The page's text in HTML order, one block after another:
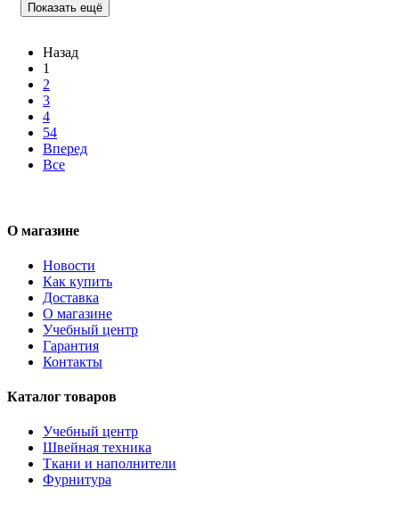
Показать ещё
Назад
1
2
3
4
54
Вперед
Все
О магазине
Новости
Как купить
Доставка
О магазине
Учебный центр
Гарантия
Контакты
Каталог товаров
Учебный центр
Швейная техника
Ткани и наполнители
Фурнитура